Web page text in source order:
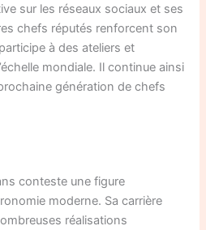
sur les réseaux sociaux et ses
chefs réputés renforcent son
à des ateliers et
mondiale. Il continue ainsi
génération de chefs
conteste une figure
moderne. Sa carrière
réalisations